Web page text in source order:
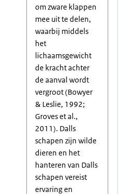
om zware klappen
mee uit te delen,
waarbij middels
het
lichaamsgewicht
de kracht achter
de aanval wordt
vergroot (Bowyer
& Leslie, 1992;
Groves et al.,
2011). Dalls
schapen zijn wilde
dieren en het
hanteren van Dalls
schapen vereist
ervaring en